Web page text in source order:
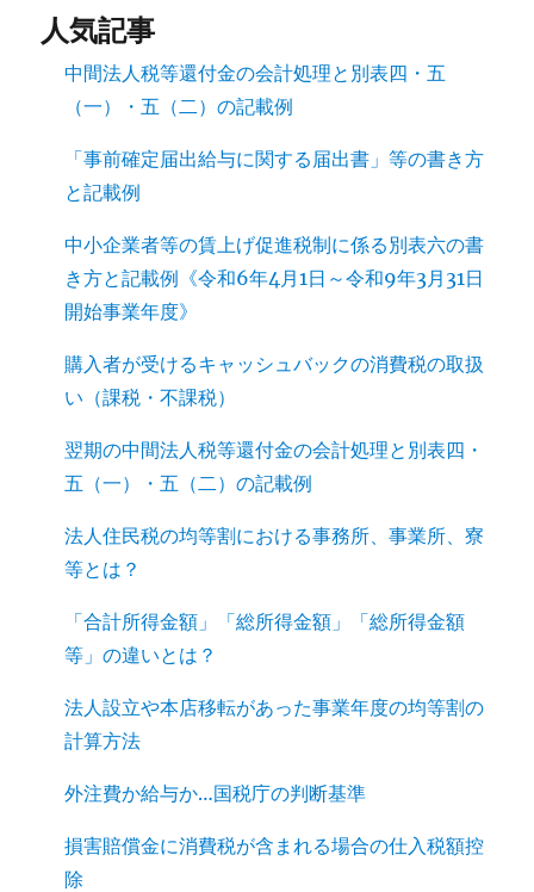
人気記事
中間法人税等還付金の会計処理と別表四・五
（一）・五（二）の記載例
「事前確定届出給与に関する届出書」等の書き方
と記載例
中小企業者等の賃上げ促進税制に係る別表六の書
き方と記載例《令和6年4月1日～令和9年3月31日
開始事業年度》
購入者が受けるキャッシュバックの消費税の取扱
い（課税・不課税）
翌期の中間法人税等還付金の会計処理と別表四・
五（一）・五（二）の記載例
法人住民税の均等割における事務所、事業所、寮
等とは？
「合計所得金額」「総所得金額」「総所得金額
等」の違いとは？
法人設立や本店移転があった事業年度の均等割の
計算方法
外注費か給与か…国税庁の判断基準
損害賠償金に消費税が含まれる場合の仕入税額控
除